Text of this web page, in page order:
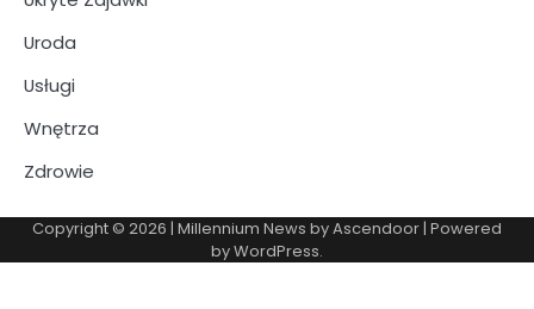
Uroda
Usługi
Wnętrza
Zdrowie
Copyright © 2026 | Millennium News byAscendoor | Powered
byWordPress.